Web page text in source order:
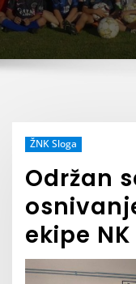
ŽNK Sloga
Održan
ekipe